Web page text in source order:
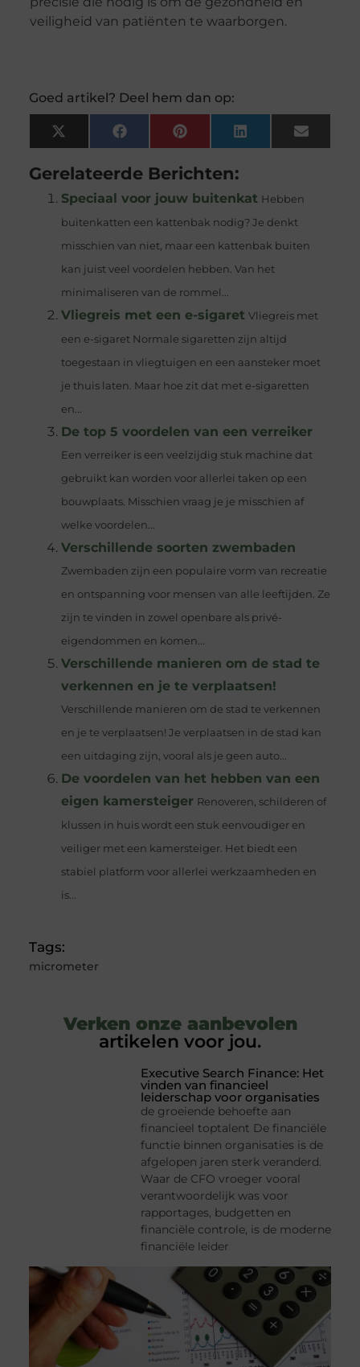
veiligheid van patiënten te waarborgen.
Goed artikel? Deel hem dan op:
X
(Twitter)
FacebookPinterestLinkedInEmail
Gerelateerde Berichten:
Speciaal voor jouw buitenkat Hebben
buitenkatten een kattenbak nodig? Je denkt
misschien van niet, maar een kattenbak buiten
kan juist veel voordelen hebben. Van het
minimaliseren van de rommel...
Vliegreis met een e-sigaret Vliegreis met
een e-sigaret Normale sigaretten zijn altijd
toegestaan in vliegtuigen en een aansteker moet
je thuis laten. Maar hoe zit dat met e-sigaretten
en...
De top 5 voordelen van een verreiker
Een verreiker is een veelzijdig stuk machine dat
gebruikt kan worden voor allerlei taken op een
bouwplaats. Misschien vraag je je misschien af
welke voordelen...
Verschillende soorten zwembaden
Zwembaden zijn een populaire vorm van recreatie
en ontspanning voor mensen van alle leeftijden. Ze
zijn te vinden in zowel openbare als privé-
eigendommen en komen...
Verschillende manieren om de stad te
verkennen en je te verplaatsen!
Verschillende manieren om de stad te verkennen
en je te verplaatsen! Je verplaatsen in de stad kan
een uitdaging zijn, vooral als je geen auto...
De voordelen van het hebben van een
eigen kamersteiger Renoveren, schilderen of
klussen in huis wordt een stuk eenvoudiger en
veiliger met een kamersteiger. Het biedt een
stabiel platform voor allerlei werkzaamheden en
is...
Tags:
micrometer
Verken onze aanbevolen
artikelen voor jou.
Executive Search Finance: Het
vinden van financieel
leiderschap voor organisaties
de groeiende behoefte aan
financieel toptalent De financiële
functie binnen organisaties is de
afgelopen jaren sterk veranderd.
Waar de CFO vroeger vooral
verantwoordelijk was voor
rapportages, budgetten en
financiële controle, is de moderne
financiële leider